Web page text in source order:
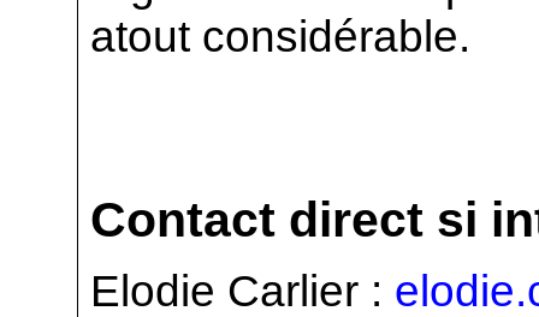
atout considérable.
Contact direct si
Elodie Carlier :